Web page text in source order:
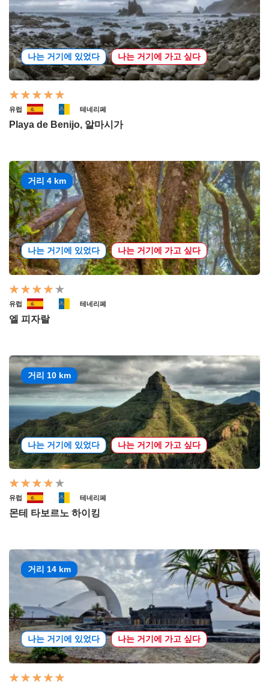
나는 거기에 있었다 나는 거기에 가고 싶다
유럽 테네리페
Playa de Benijo, 알마시가
거리 4 km
나는 거기에 있었다 나는 거기에 가고 싶다
유럽 테네리페
엘 피자랄
거리 10 km
나는 거기에 있었다 나는 거기에 가고 싶다
유럽 테네리페
몬테 타보르노 하이킹
거리 14 km
나는 거기에 있었다 나는 거기에 가고 싶다